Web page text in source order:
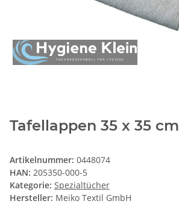
Tafellappen 35 x 35 cm
Artikelnummer: 0448074
HAN: 205350-000-5
Kategorie: Spezialtücher
Hersteller: Meiko Textil GmbH